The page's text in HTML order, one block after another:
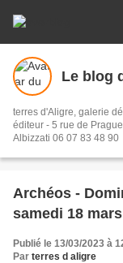
Le blog
terres d'Aligre, galerie
éditeur - 5 rue de
Albizzati 06 07 83 48 90
Archéos -
samedi 18
Publié le 13/03/2023 à
Par terres d aligre